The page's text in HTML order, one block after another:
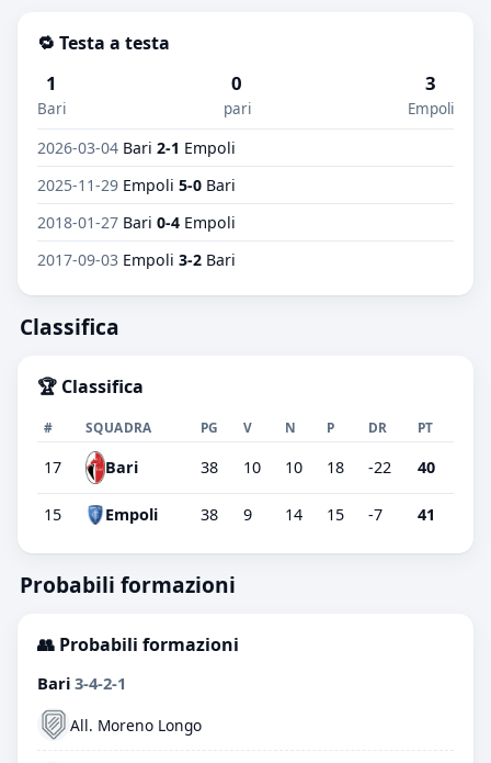
🔁 Testa a testa
1
Bari
0
pari
3
Empoli
2026-03-04 Bari 2-1 Empoli
2025-11-29 Empoli 5-0 Bari
2018-01-27 Bari 0-4 Empoli
2017-09-03 Empoli 3-2 Bari
Classifica
🏆 Classifica
# SQUADRA PG V N P DR PT
17 Bari 38 10 10 18 -22 40
15 Empoli 38 9 14 15 -7 41
Probabili formazioni
👥 Probabili formazioni
Bari 3-4-2-1
All. Moreno Longo